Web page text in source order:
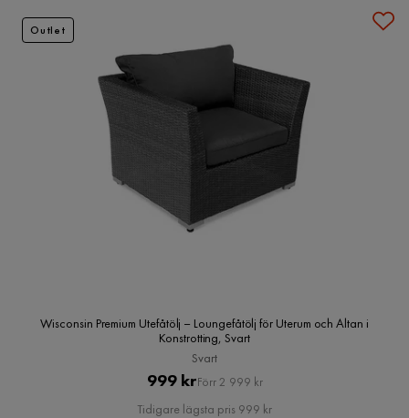
Wisconsin Premium Utefåtölj – Loungefåtölj för Uterum och Altan i
Konstrotting, Svart
Svart
Pris
999 kr Original
Pris
Förr 2 999 kr
Tidigare lägsta pris 999 kr
Outlet